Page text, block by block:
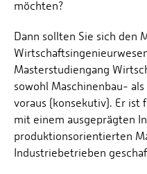
möchten?
Dann sollten Sie sich den
Masterstudiengang
sowohl Maschinenbau-
voraus (konsekutiv). Er
mit einem ausgeprägten
produktionsorientierten
Industriebetrieben